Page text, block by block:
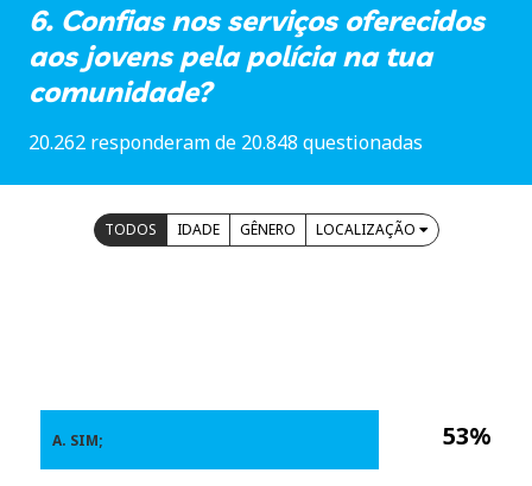
6. Confias nos serviços oferecidos
aos jovens pela polícia na tua
comunidade?
20.262 responderam de 20.848 questionadas
TODOS IDADE GÊNERO LOCALIZAÇÃO
53%
A. SIM;